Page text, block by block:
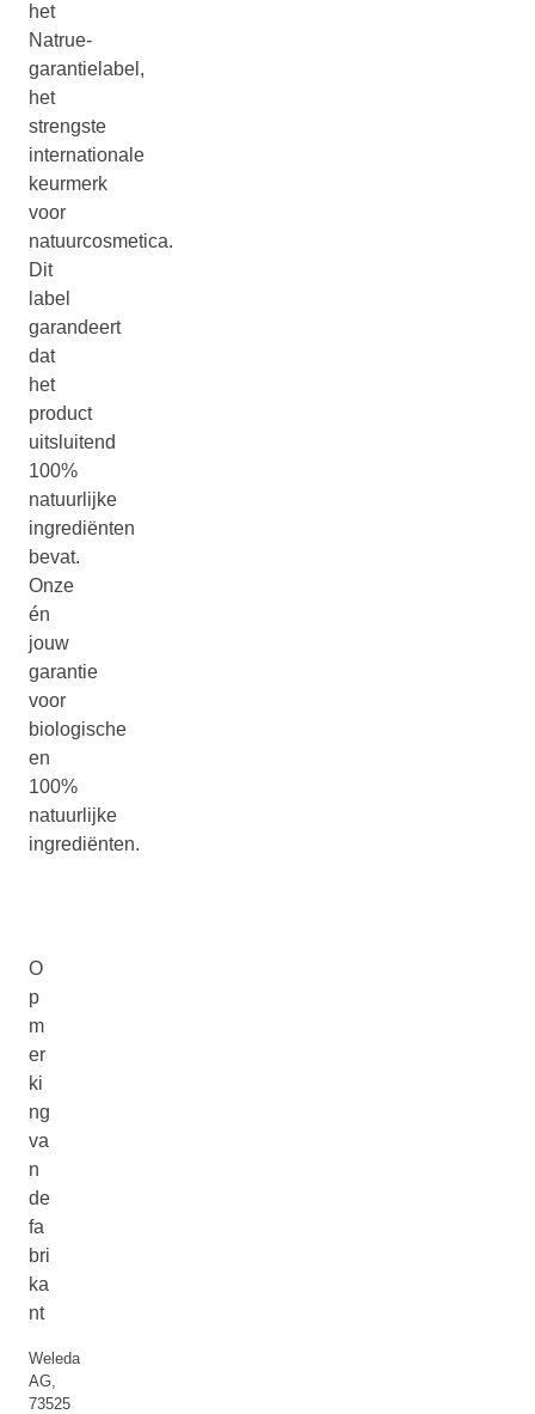
het
Natrue-
garantielabel,
het
strengste
internationale
keurmerk
voor
natuurcosmetica.
Dit
label
garandeert
dat
het
product
uitsluitend
100%
natuurlijke
ingrediënten
bevat.
Onze
én
jouw
garantie
voor
biologische
en
100%
natuurlijke
ingrediënten.
O
p
m
er
ki
ng
va
n
de
fa
bri
ka
nt
Weleda
AG,
73525